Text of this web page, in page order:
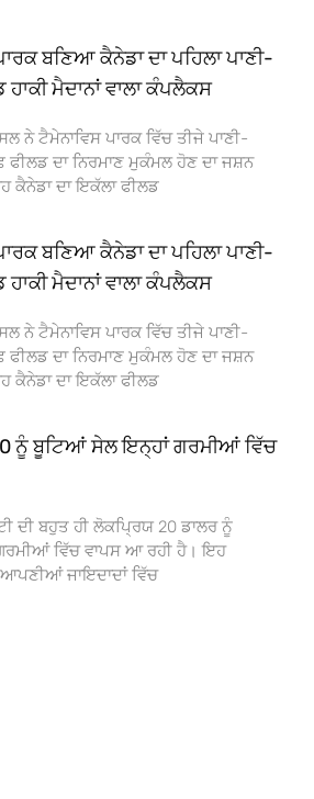
ਬਣਿਆ ਕੈਨੇਡਾ ਦਾ ਪਹਿਲਾ ਪਾਣੀ-
ਮੈਦਾਨਾਂ ਵਾਲਾ ਕੰਪਲੈਕਸ
ਨੇ ਟੈਮੇਨਾਵਿਸ ਪਾਰਕ ਵਿੱਚ ਤੀਜੇ ਪਾਣੀ-
ਫੀਲਡ ਦਾ ਨਿਰਮਾਣ ਮੁਕੰਮਲ ਹੋਣ ਦਾ ਜਸ਼ਨ
ਦਾ ਇਕੱਲਾ ਫੀਲਡ
ਬਣਿਆ ਕੈਨੇਡਾ ਦਾ ਪਹਿਲਾ ਪਾਣੀ-
ਮੈਦਾਨਾਂ ਵਾਲਾ ਕੰਪਲੈਕਸ
ਨੇ ਟੈਮੇਨਾਵਿਸ ਪਾਰਕ ਵਿੱਚ ਤੀਜੇ ਪਾਣੀ-
ਫੀਲਡ ਦਾ ਨਿਰਮਾਣ ਮੁਕੰਮਲ ਹੋਣ ਦਾ ਜਸ਼ਨ
ਦਾ ਇਕੱਲਾ ਫੀਲਡ
ਨੂੰ ਬੂਟਿਆਂ ਸੇਲ ਇਨ੍ਹਾਂ ਗਰਮੀਆਂ ਵਿੱਚ
ਦੀ ਬਹੁਤ ਹੀ ਲੋਕਪ੍ਰਿਯ 20 ਡਾਲਰ ਨੂੰ
ਵਿੱਚ ਵਾਪਸ ਆ ਰਹੀ ਹੈ। ਇਹ
ਜਾਇਦਾਦਾਂ ਵਿੱਚ